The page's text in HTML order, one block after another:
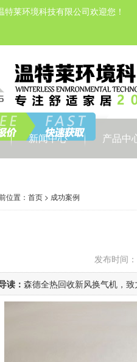
莱环境科技有限公司欢迎您！
新闻中心 产品中
位置： 首页 > 成功案例
发布时间
读： 森德全热回收新风换气机，